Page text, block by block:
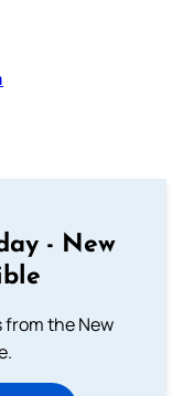
- New
from the New